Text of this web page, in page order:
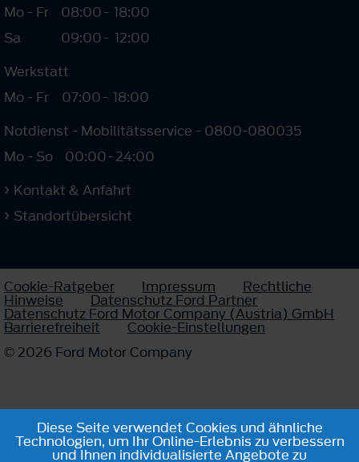
Mo - Fr
08:00- 18:00
Sa
09:00- 12:00
Werkstatt
Mo - Fr
07:00- 18:00
Notdienst - Mobilitätsservice - 0800-080035
Mo - So
00:00-24:00
Kontakt & Anfahrt
Standortübersicht
Cookie-Ratgeber Impressum Rechtliche
Hinweise Datenschutz Ford Partner
Datenschutz Ford Motor Company (Austria) GmbH
Barrierefreiheit
Cookie-Einstellungen
© 2026 Ford Motor Company
Diese Seite verwendet Cookies und ähnliche
Technologien, um Ihr Online-Erlebnis zu verbessern
und Ihnen individualisierte Angebote zu